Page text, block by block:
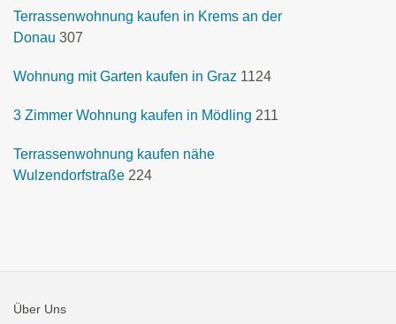
Terrassenwohnung kaufen in Krems an der
Donau 307
Wohnung mit Garten kaufen in Graz 1124
3 Zimmer Wohnung kaufen in Mödling 211
Terrassenwohnung kaufen nähe
Wulzendorfstraße 224
Über Uns